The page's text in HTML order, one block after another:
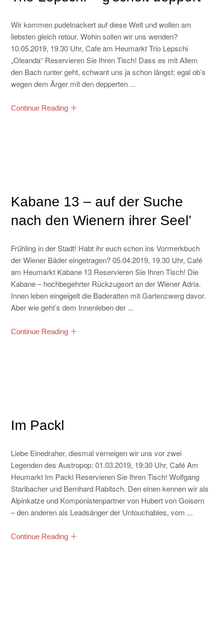
Wir kommen pudelnackert auf diese Welt und wollen am
liebsten gleich retour. Wohin sollen wir uns wenden?
10.05.2019, 19.30 Uhr, Cafe am Heumarkt Trio Lepschi
„Oleanda“ Reservieren Sie Ihren Tisch! Dass es mit Allem
den Bach runter geht, schwant uns ja schon längst: egal ob’s
wegen dem Ärger mit den depperten ...
Continue Reading
Kabane 13 – auf der Suche
nach den Wienern ihrer Seel’
Frühling in der Stadt! Habt ihr euch schon ins Vormerkbuch
der Wiener Bäder eingetragen? 05.04.2019, 19.30 Uhr, Café
am Heumarkt Kabane 13 Reservieren Sie Ihren Tisch! Die
Kabane – hochbegehrter Rückzugsort an der Wiener Adria.
Innen leben eingeigelt die Baderatten mit Gartenzwerg davor.
Aber wie geht’s dem Innenleben der ...
Continue Reading
Im Packl
Liebe Einedraher, diesmal verneigen wir uns vor zwei
Legenden des Austropop: 01.03.2019, 19:30 Uhr, Café Am
Heumarkt Im Packl Reservieren Sie Ihren Tisch! Wolfgang
Staribacher und Bernhard Rabitsch. Den einen kennen wir als
Alpinkatze und Komponistenpartner von Hubert von Goisern
– den anderen als Leadsänger der Untouchables, vom ...
Continue Reading